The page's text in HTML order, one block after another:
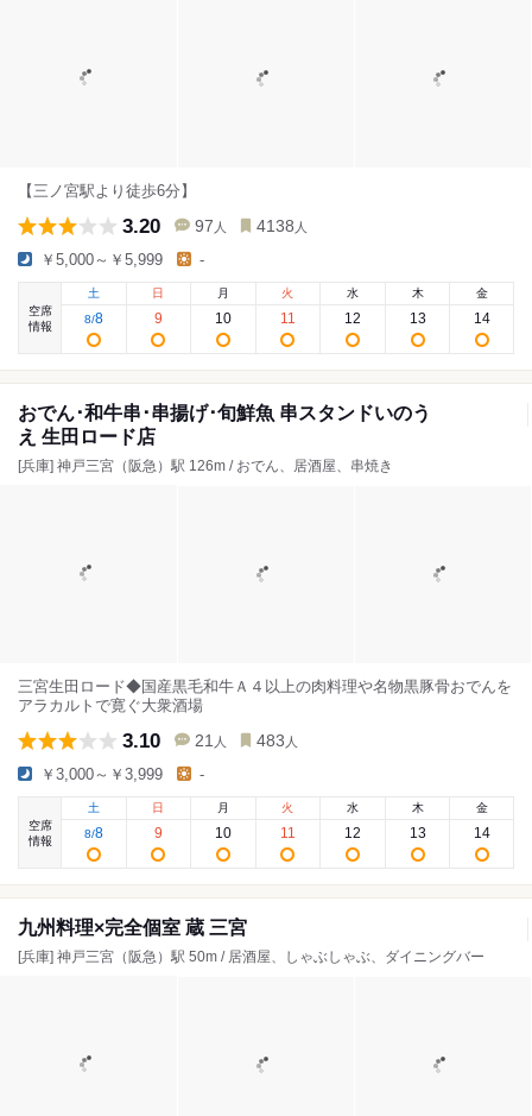
【三ノ宮駅より徒歩6分】
3.20 97 人 4138 人
￥5,000～￥5,999 -
空席
情報
土
8/8
日
9
月
10
火
11
水
12
木
13
金
14
おでん･和牛串･串揚げ･旬鮮魚 串スタンドいのう
え 生田ロード店
[兵庫] 神戸三宮（阪急）駅 126m / おでん、居酒屋、串焼き
三宮生田ロード◆国産黒毛和牛Ａ４以上の肉料理や名物黒豚骨おでんを
アラカルトで寛ぐ大衆酒場
3.10 21 人 483 人
￥3,000～￥3,999 -
空席
情報
土
8/8
日
9
月
10
火
11
水
12
木
13
金
14
九州料理×完全個室 蔵 三宮
[兵庫] 神戸三宮（阪急）駅 50m / 居酒屋、しゃぶしゃぶ、ダイニングバー